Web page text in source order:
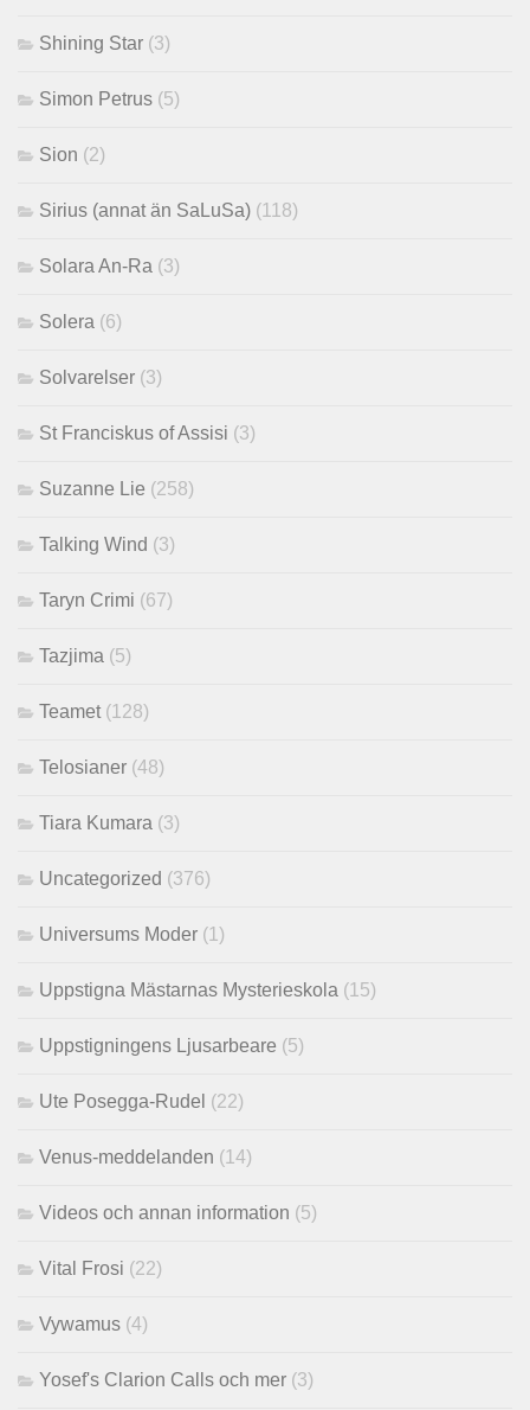
Shining Star (3)
Simon Petrus (5)
Sion (2)
Sirius (annat än SaLuSa) (118)
Solara An-Ra (3)
Solera (6)
Solvarelser (3)
St Franciskus of Assisi (3)
Suzanne Lie (258)
Talking Wind (3)
Taryn Crimi (67)
Tazjima (5)
Teamet (128)
Telosianer (48)
Tiara Kumara (3)
Uncategorized (376)
Universums Moder (1)
Uppstigna Mästarnas Mysterieskola (15)
Uppstigningens Ljusarbeare (5)
Ute Posegga-Rudel (22)
Venus-meddelanden (14)
Videos och annan information (5)
Vital Frosi (22)
Vywamus (4)
Yosef's Clarion Calls och mer (3)